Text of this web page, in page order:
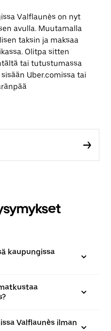
Valflaunès on nyt
avulla. Muutamalla
taksin ja maksaa
Olitpa sitten
tai tutustumassa
Uber.comissa tai
kaupungissa
Valflaunès ilman